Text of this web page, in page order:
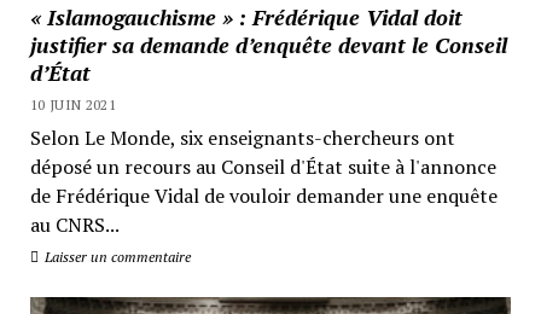
« Islamogauchisme » : Frédérique Vidal doit
justifier sa demande d’enquête devant le Conseil
d’État
10 JUIN 2021
Selon Le Monde, six enseignants-chercheurs ont
déposé un recours au Conseil d'État suite à l'annonce
de Frédérique Vidal de vouloir demander une enquête
au CNRS...
Laisser un commentaire